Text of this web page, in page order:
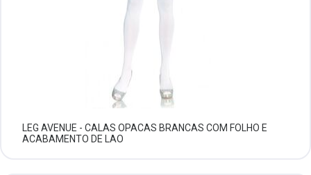
LEG AVENUE - CALAS OPACAS BRANCAS COM FOLHO E
ACABAMENTO DE LAO